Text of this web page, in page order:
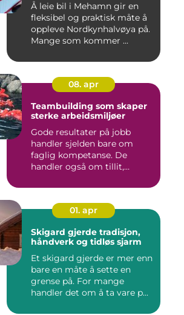
Å leie bil i Mehamn gir en
fleksibel og praktisk måte å
oppleve Nordkynhalvøya på.
Mange som kommer ...
08. apr
Teambuilding som skaper
sterke arbeidsmiljøer
Gode resultater på jobb
handler sjelden bare om
faglig kompetanse. De
handler også om tillit,
01. apr
Skigard gjerde tradisjon,
håndverk og tidløs sjarm
Et skigard gjerde er mer enn
bare en måte å sette en
grense på. For mange
handler det om å ta vare p...